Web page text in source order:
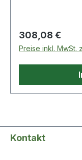
Regulärer Preis:
308,08 €
Preise inkl. MwSt.
Kontakt